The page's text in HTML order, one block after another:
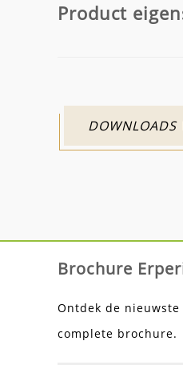
Product
DOWNLOADS
Brochure
Ontdek de
complete brochure.